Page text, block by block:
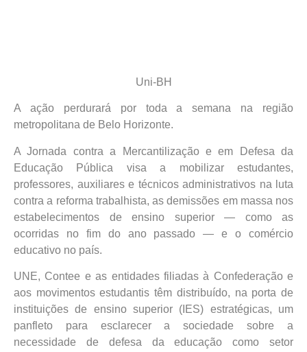
Uni-BH
A ação perdurará por toda a semana na região
metropolitana de Belo Horizonte.
A Jornada contra a Mercantilização e em Defesa da
Educação Pública visa a mobilizar estudantes,
professores, auxiliares e técnicos administrativos na luta
contra a reforma trabalhista, as demissões em massa nos
estabelecimentos de ensino superior — como as
ocorridas no fim do ano passado — e o comércio
educativo no país.
UNE, Contee e as entidades filiadas à Confederação e
aos movimentos estudantis têm distribuído, na porta de
instituições de ensino superior (IES) estratégicas, um
panfleto para esclarecer a sociedade sobre a
necessidade de defesa da educação como setor